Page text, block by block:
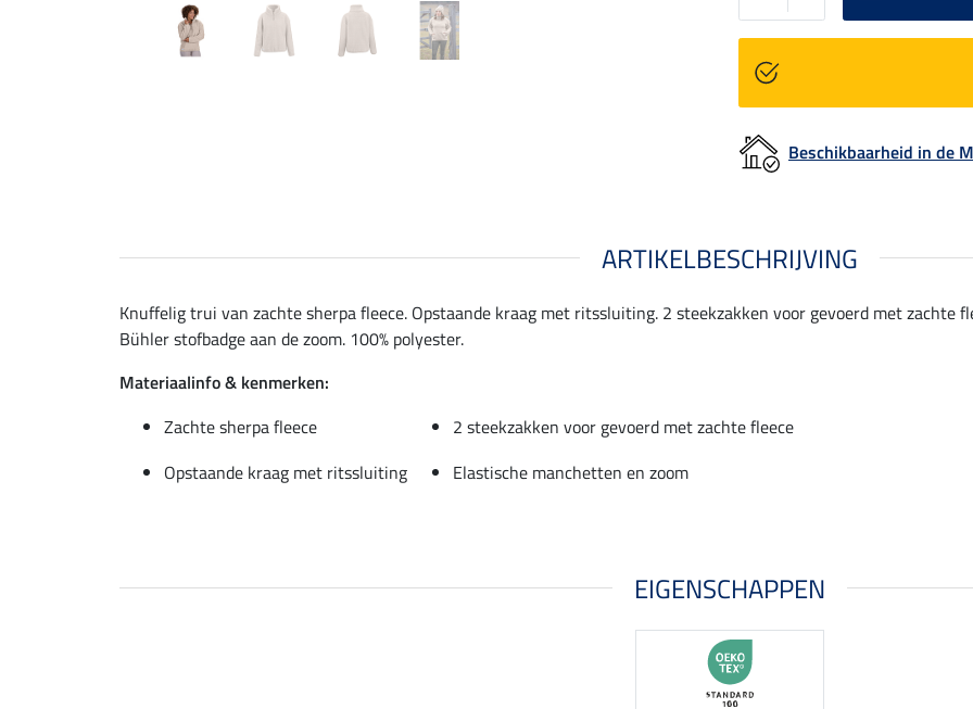
Beschikbaarheid in de
ARTIKELBESCHRIJVING
Knuffelig trui van zachte sherpa fleece. Opstaande kraag met ritssluiting. 2 steekzakken voor gevoerd met zachte
Bühler stofbadge aan de zoom. 100% polyester.
Materiaalinfo & kenmerken:
Zachte sherpa fleece
2 steekzakken voor gevoerd met zachte fleece
Opstaande kraag met ritssluiting
Elastische manchetten en zoom
EIGENSCHAPPEN